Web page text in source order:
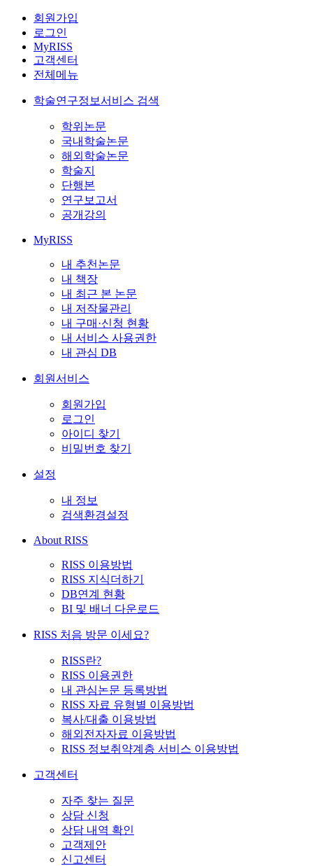
회원가입
로그인
MyRISS
고객센터
전체메뉴
학술연구정보서비스 검색
학위논문
국내학술논문
해외학술논문
학술지
단행본
연구보고서
공개강의
MyRISS
내 추천논문
내 책장
내 최근 본 논문
내 저작물관리
내 구매·신청 현황
내 서비스 사용권한
내 관심 DB
회원서비스
회원가입
로그인
아이디 찾기
비밀번호 찾기
설정
내 정보
검색환경설정
About RISS
RISS 이용방법
RISS 지식더하기
DB연계 현황
BI 및 배너 다운로드
RISS 처음 방문 이세요?
RISS란?
RISS 이용권한
내 관심논문 등록방법
RISS 자료 유형별 이용방법
복사/대출 이용방법
해외전자자료 이용방법
RISS 정보취약계층 서비스 이용방법
고객센터
자주 찾는 질문
상담 신청
상담 내역 확인
고객제안
신고센터